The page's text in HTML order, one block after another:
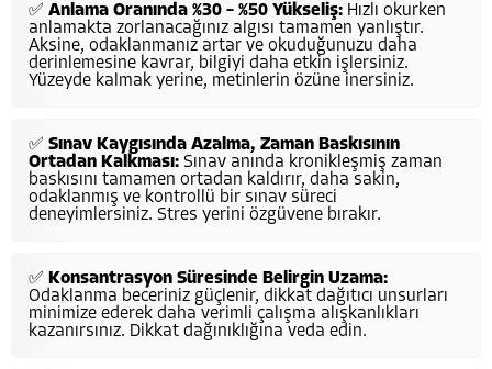
✅ Anlama Oranında %30 – %50 Yükseliş: Hızlı okurken
anlamakta zorlanacağınız algısı tamamen yanlıştır.
Aksine, odaklanmanız artar ve okuduğunuzu daha
derinlemesine kavrar, bilgiyi daha etkin işlersiniz.
Yüzeyde kalmak yerine, metinlerin özüne inersiniz.
✅ Sınav Kaygısında Azalma, Zaman Baskısının
Ortadan Kalkması: Sınav anında kronikleşmiş zaman
baskısını tamamen ortadan kaldırır, daha sakin,
odaklanmış ve kontrollü bir sınav süreci
deneyimlersiniz. Stres yerini özgüvene bırakır.
✅ Konsantrasyon Süresinde Belirgin Uzama:
Odaklanma beceriniz güçlenir, dikkat dağıtıcı unsurları
minimize ederek daha verimli çalışma alışkanlıkları
kazanırsınız. Dikkat dağınıklığına veda edin.